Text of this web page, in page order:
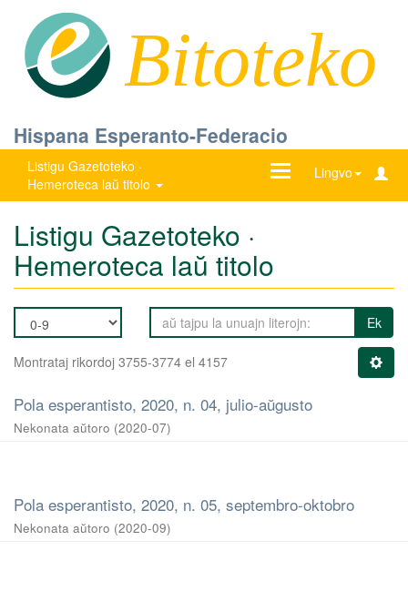
Bitoteko
Hispana Esperanto-Federacio
Listigu Gazetoteko ·
Hemeroteca laŭ titolo
Lingvo
Ŝanĝu
Listigu Gazetoteko ·
Hemeroteca laŭ titolo
Ek
Montrataj rikordoj 3755-3774 el 4157
Pola esperantisto, 2020, n. 04, julio-aŭgusto
Nekonata aŭtoro (2020-07)
Pola esperantisto, 2020, n. 05, septembro-oktobro
Nekonata aŭtoro (2020-09)